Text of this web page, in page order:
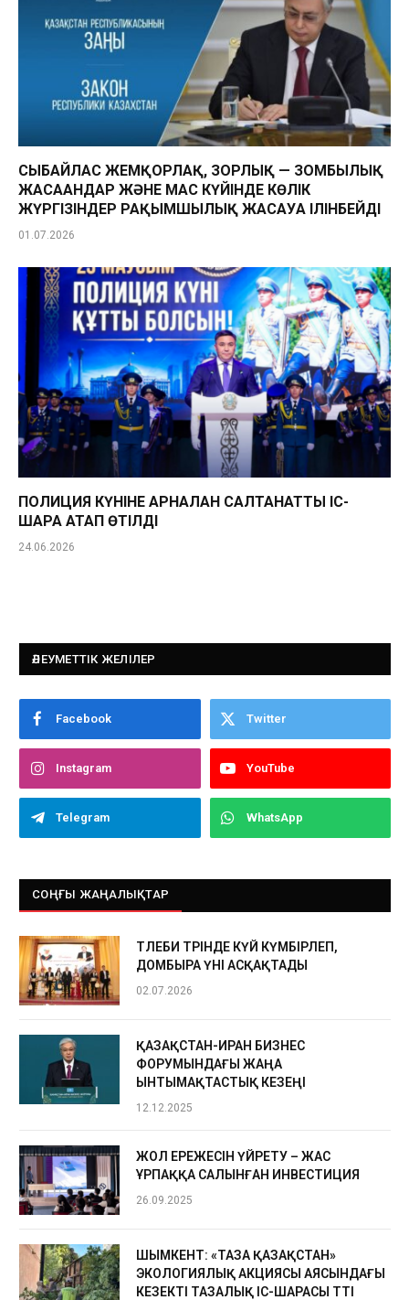
СЫБАЙЛАС ЖЕМҚОРЛАҚ, ЗОРЛЫҚ — ЗОМБЫЛЫҚ
ЖАСАҒАНДАР ЖӘНЕ МАС КҮЙІНДЕ КӨЛІК
ЖҮРГІЗІНДЕР РАҚЫМШЫЛЫҚ ЖАСАУҒА ІЛІНБЕЙДІ
01.07.2026
ПОЛИЦИЯ КҮНІНЕ АРНАЛҒАН САЛТАНАТТЫ ІС-
ШАРА АТАП ӨТІЛДІ
24.06.2026
ӘЛЕУМЕТТІК ЖЕЛІЛЕР
Facebook Twitter
Instagram YouTube
Telegram WhatsApp
СОҢҒЫ ЖАҢАЛЫҚТАР
ТӨЛЕБИ ТӨРІНДЕ КҮЙ КҮМБІРЛЕП,
ДОМБЫРА ҮНІ АСҚАҚТАДЫ
02.07.2026
ҚАЗАҚСТАН-ИРАН БИЗНЕС
ФОРУМЫНДАҒЫ ЖАҢА
ЫНТЫМАҚТАСТЫҚ КЕЗЕҢІ
12.12.2025
ЖОЛ ЕРЕЖЕСІН ҮЙРЕТУ – ЖАС
ҰРПАҚҚА САЛЫНҒАН ИНВЕСТИЦИЯ
26.09.2025
ШЫМКЕНТ: «ТАЗА ҚАЗАҚСТАН»
ЭКОЛОГИЯЛЫҚ АКЦИЯСЫ АЯСЫНДАҒЫ
КЕЗЕКТІ ТАЗАЛЫҚ ІС-ШАРАСЫ ӨТТІ